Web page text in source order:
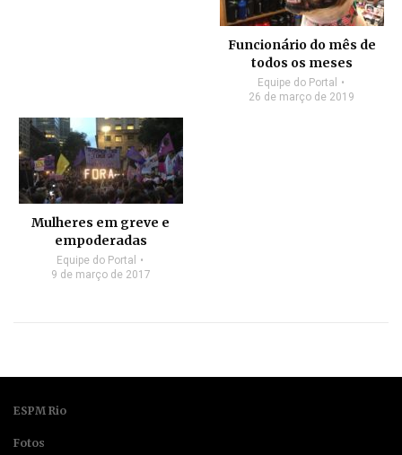
Funcionário do mês de
todos os meses
Equipe do Portal
26 de março de 2019
Mulheres em greve e
empoderadas
Equipe do Portal
9 de março de 2017
ESPM Rio
Fotos